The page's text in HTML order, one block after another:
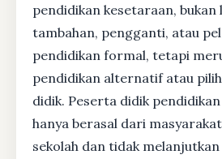
pendidikan kesetaraan, bukan
tambahan, pengganti, atau
pendidikan formal, tetapi
pendidikan alternatif atau
didik. Peserta didik
hanya berasal dari
sekolah dan tidak